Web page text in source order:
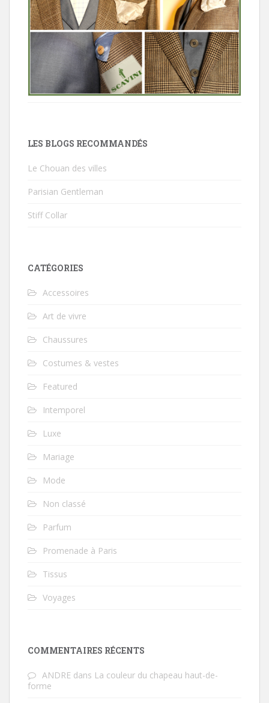
LES BLOGS RECOMMANDÉS
Le Chouan des villes
Parisian Gentleman
Stiff Collar
CATÉGORIES
Accessoires
Art de vivre
Chaussures
Costumes & vestes
Featured
Intemporel
Luxe
Mariage
Mode
Non classé
Parfum
Promenade à Paris
Tissus
Voyages
COMMENTAIRES RÉCENTS
ANDRE dans La couleur du chapeau haut-de-
forme